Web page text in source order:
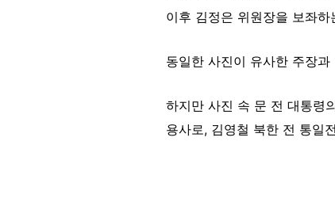
이후 김정은 위원장을 보좌
동일한 사진이 유사한 주장과
하지만 사진 속 문 전 대통령
용사로, 김영철 북한 전 통일